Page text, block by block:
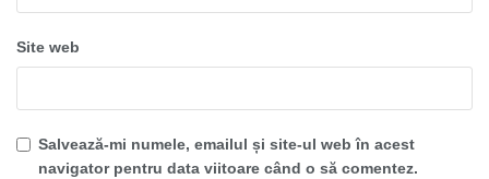
Site web
Salvează-mi numele, emailul și site-ul web în acest
navigator pentru data viitoare când o să comentez.